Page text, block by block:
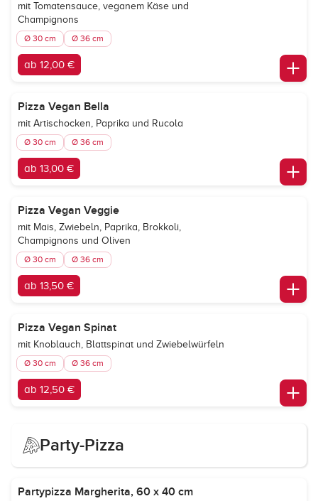
mit Tomatensauce, veganem Käse und
Champignons
Ø 30 cm Ø 36 cm
ab 12,00 €
Pizza Vegan Bella
mit Artischocken, Paprika und Rucola
Ø 30 cm Ø 36 cm
ab 13,00 €
Pizza Vegan Veggie
mit Mais, Zwiebeln, Paprika, Brokkoli,
Champignons und Oliven
Ø 30 cm Ø 36 cm
ab 13,50 €
Pizza Vegan Spinat
mit Knoblauch, Blattspinat und Zwiebelwürfeln
Ø 30 cm Ø 36 cm
ab 12,50 €
Party-Pizza
Partypizza Margherita, 60 x 40 cm